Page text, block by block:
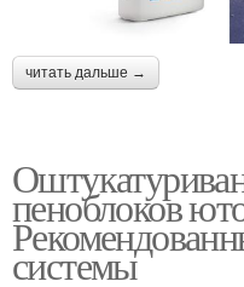
читать дальше →
пеноблоков
системы